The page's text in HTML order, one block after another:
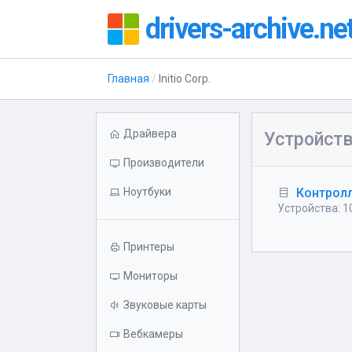
drivers-
Главная Initio Corp.
Драйвера
Производители
Ноутбуки
Принтеры
Мониторы
Звуковые карты
Вебкамеры
Устройства: